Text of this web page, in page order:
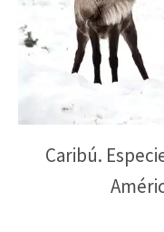
Caribú.